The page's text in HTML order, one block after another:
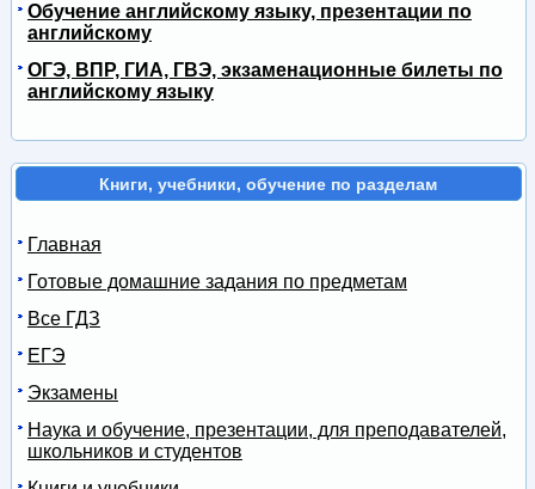
Обучение английскому языку, презентации по
английскому
ОГЭ, ВПР, ГИА, ГВЭ, экзаменационные билеты по
английскому языку
Книги, учебники, обучение по разделам
Главная
Готовые домашние задания по предметам
Все ГДЗ
ЕГЭ
Экзамены
Наука и обучение, презентации, для преподавателей,
школьников и студентов